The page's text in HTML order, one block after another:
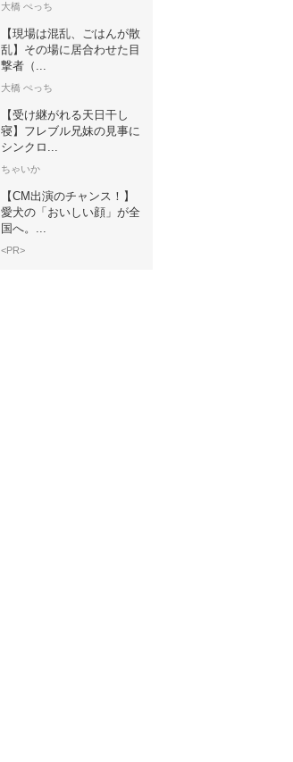
大橋 ぺっち
【現場は混乱、ごはんが散
乱】その場に居合わせた目
撃者（...
大橋 ぺっち
【受け継がれる天日干し
寝】フレブル兄妹の見事に
シンクロ...
ちゃいか
【CM出演のチャンス！】
愛犬の「おいしい顔」が全
国へ。...
<PR>